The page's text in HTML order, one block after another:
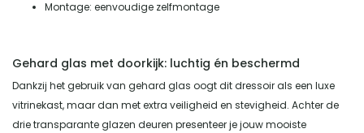
Montage: eenvoudige zelfmontage
Gehard glas met doorkijk: luchtig én beschermd
Dankzij het gebruik van gehard glas oogt dit dressoir als een luxe
vitrinekast, maar dan met extra veiligheid en stevigheid. Achter de
drie transparante glazen deuren presenteer je jouw mooiste